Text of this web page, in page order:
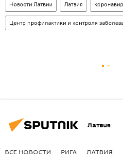
Новости Латвии Латвия
Центр профилактики и контроля
Латвия
ВСЕ НОВОСТИ РИГА ЛАТВИЯ